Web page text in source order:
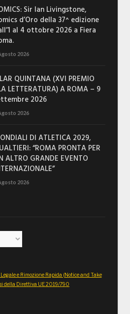
Sir Ian Livingstone,
d’Oro della 37^ edizione
al 4 ottobre 2026 a Fiera
2026
QUINTANA (XVI PREMIO
LETTERATURA) A ROMA – 9
2026
2026
DI ATLETICA 2029,
“ROMA PRONTA PER
ALTRO GRANDE EVENTO
2026
e Rimozione Rapida (Notice and Take
della Direttiva UE 2019/790